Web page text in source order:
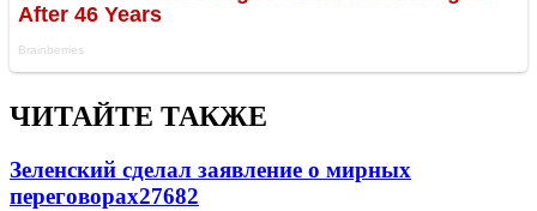
ЧИТАЙТЕ ТАКЖЕ
Зеленский сделал заявление о мирных
переговорах27682